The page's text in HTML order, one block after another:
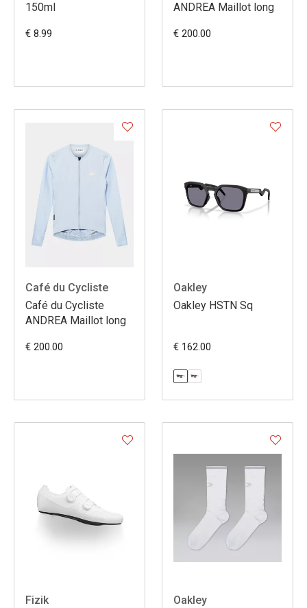
150ml
€ 8.99
ANDREA Maillot long
€ 200.00
Café du Cycliste
Café du Cycliste
ANDREA Maillot long
€ 200.00
Oakley
Oakley HSTN Sq
€ 162.00
Fizik
Oakley